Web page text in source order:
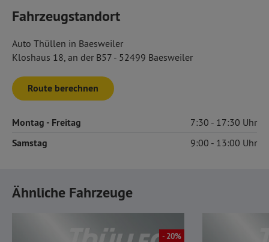
Fahrzeugstandort
Auto Thüllen in Baesweiler
Kloshaus 18, an der B57 - 52499 Baesweiler
Route berechnen
Montag - Freitag 7:30 17:30
Samstag 9:00 13:00
Ähnliche Fahrzeuge
- 20%